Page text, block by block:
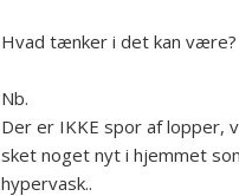
Hvad tænker i det kan være?
Nb.
Der er IKKE spor af lopper,
sket noget nyt i hjemmet
hypervask..